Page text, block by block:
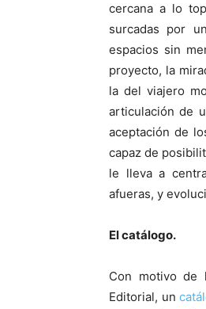
cercana a lo
surcadas por
espacios sin
proyecto, la
la del viajero
articulación de
aceptación de
capaz de
le lleva a
afueras, y
El catálogo.
Con motivo de
Editorial, un